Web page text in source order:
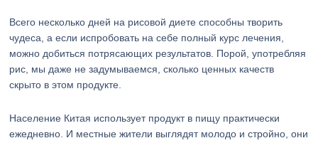
Всего несколько дней на рисовой диете способны творить
чудеса, а если испробовать на себе полный курс лечения,
можно добиться потрясающих результатов. Порой, употребляя
рис, мы даже не задумываемся, сколько ценных качеств
скрыто в этом продукте.
Население Китая использует продукт в пищу практически
ежедневно. И местные жители выглядят молодо и стройно, они